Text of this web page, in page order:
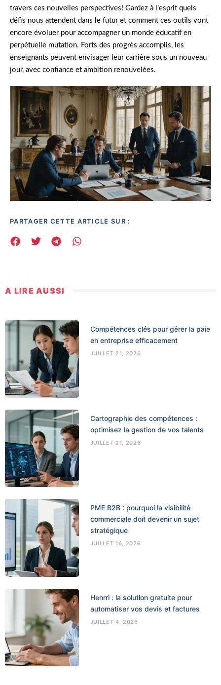
travers ces nouvelles perspectives! Gardez à l’esprit quels
défis nous attendent dans le futur et comment ces outils vont
encore évoluer pour accompagner un monde éducatif en
perpétuelle mutation. Forts des progrès accomplis, les
enseignants peuvent envisager leur carrière sous un nouveau
jour, avec confiance et ambition renouvelées.
PARTAGER CETTE ARTICLE SUR :
A LIRE AUSSI
Compétences clés pour gérer la paie
en entreprise efficacement
JUILLET 21, 2026
Cartographie des compétences :
optimisez la gestion de vos talents
JUILLET 21, 2026
PME B2B : pourquoi la visibilité
commerciale doit devenir un sujet
stratégique
JUILLET 16, 2026
Henrri : la solution gratuite pour
automatiser vos devis et factures
JUILLET 4, 2026